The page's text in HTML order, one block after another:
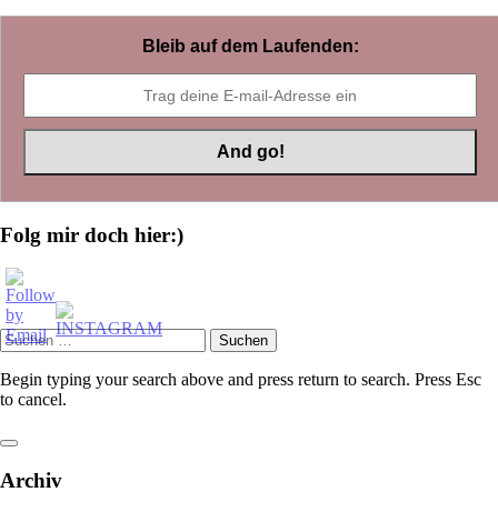
Bleib auf dem Laufenden:
Folg mir doch hier:)
Suchen
nach:
Begin typing your search above and press return to search. Press Esc
to cancel.
Close
Archiv